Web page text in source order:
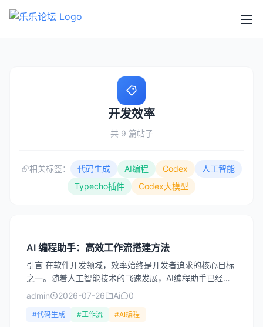
开发效率
共 9 篇帖子
相关标签： 代码生成 AI编程 Codex
人工智能
Typecho插件
Codex大模型
AI 编程助手：高效工作流搭建方法
引言 在软件开发领域，效率始终是开发者追求的核心目标
之一。随着人工智能技术的飞速发展，AI编程助手已经从
概念走向实践，成为现代开发者工具箱中不可或缺的一部
admin 2026-07-26 Ai 0
#代码生成 #工作流 #AI编程